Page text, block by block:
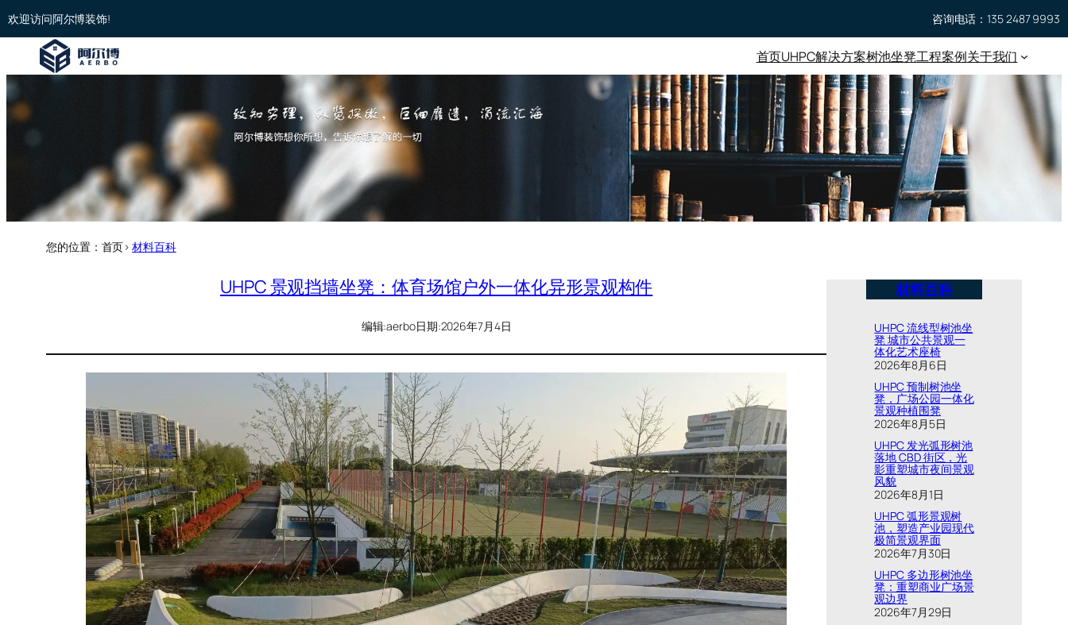
欢迎访问阿尔博装饰! 咨询电话：135 2487 9993
首页UHPC解决方案树池坐凳工程案例关于我们
您的位置：首页>材料百科
UHPC 景观挡墙坐凳：体育场馆户外一体化异形景观构件
编辑:aerbo日期:2026年7月4日
材料百科
UHPC 流线型树池坐
凳 城市公共景观一
体化艺术座椅
2026年8月6日
UHPC 预制树池坐
凳，广场公园一体化
景观种植围凳
2026年8月5日
UHPC 发光弧形树池
落地 CBD 街区，光
影重塑城市夜间景观
风貌
2026年8月1日
UHPC 弧形景观树
池，塑造产业园现代
极简景观界面
2026年7月30日
UHPC 多边形树池坐
凳：重塑商业广场景
观边界
2026年7月29日